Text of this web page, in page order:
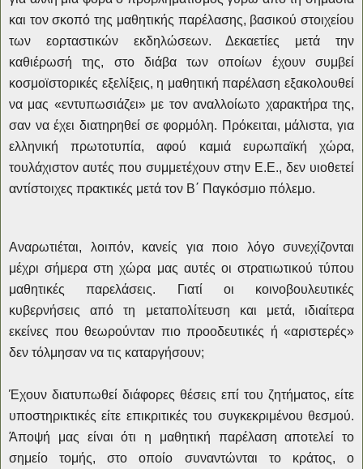
και τον σκοπό της μαθητικής παρέλασης, βασικού στοιχείου
των εορταστικών εκδηλώσεων. Δεκαετίες μετά την
καθιέρωσή της, στο διάβα των οποίων έχουν συμβεί
κοσμοϊστορικές εξελίξεις, η μαθητική παρέλαση εξακολουθεί
να μας «εντυπωσιάζει» με τον αναλλοίωτο χαρακτήρα της,
σαν να έχει διατηρηθεί σε φορμόλη. Πρόκειται, μάλιστα, για
ελληνική πρωτοτυπία, αφού καμιά ευρωπαϊκή χώρα,
τουλάχιστον αυτές που συμμετέχουν στην Ε.Ε., δεν υιοθετεί
αντίστοιχες πρακτικές μετά τον Β΄ Παγκόσμιο πόλεμο.
Αναρωτιέται, λοιπόν, κανείς για ποιο λόγο συνεχίζονται
μέχρι σήμερα στη χώρα μας αυτές οι στρατιωτικού τύπου
μαθητικές παρελάσεις. Γιατί οι κοινοβουλευτικές
κυβερνήσεις από τη μεταπολίτευση και μετά, ιδιαίτερα
εκείνες που θεωρούνταν πιο προοδευτικές ή «αριστερές»
δεν τόλμησαν να τις καταργήσουν;
Έχουν διατυπωθεί διάφορες θέσεις επί του ζητήματος, είτε
υποστηρικτικές είτε επικριτικές του συγκεκριμένου θεσμού.
Άποψή μας είναι ότι η μαθητική παρέλαση αποτελεί το
σημείο τομής, στο οποίο συναντώνται το κράτος, ο